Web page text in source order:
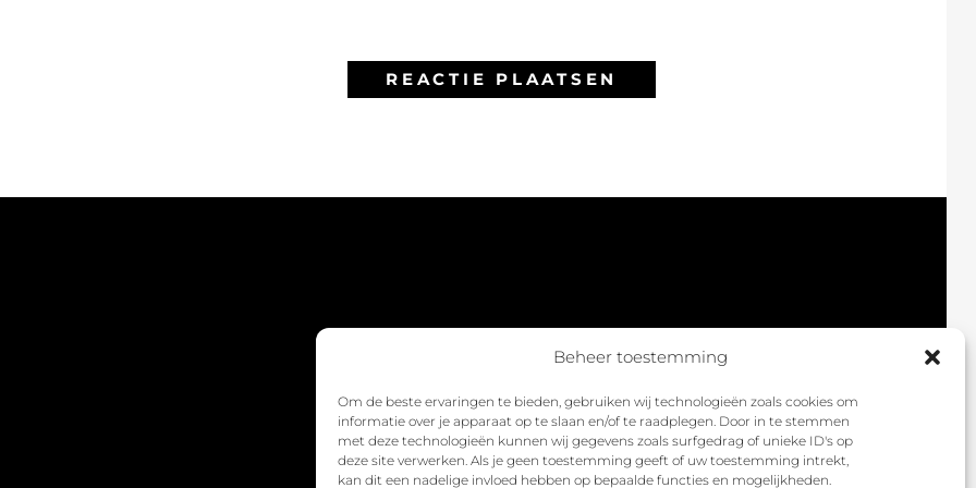
Beheer toestemming
Om de beste ervaringen te bieden, gebruiken wij technologieën zoals cookies om
informatie over je apparaat op te slaan en/of te raadplegen. Door in te stemmen
met deze technologieën kunnen wij gegevens zoals surfgedrag of unieke ID's op
deze site verwerken. Als je geen toestemming geeft of uw toestemming intrekt,
kan dit een nadelige invloed hebben op bepaalde functies en mogelijkheden.